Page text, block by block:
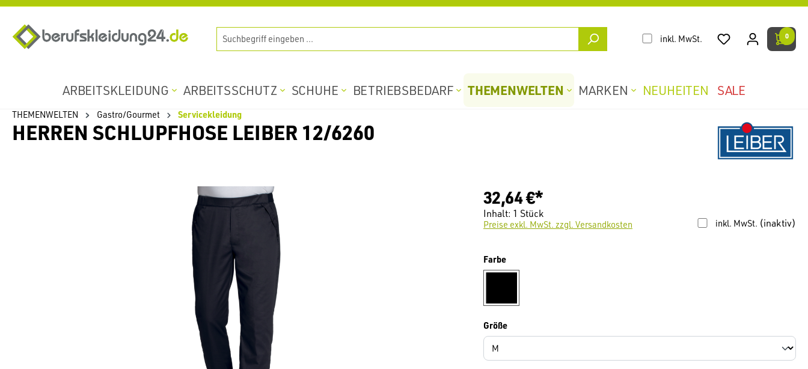
inkl. MwSt. 0
ARBEITSKLEIDUNG ARBEITSSCHUTZ SCHUHE BETRIEBSBEDARF THEMENWELTEN MARKEN NEUHEITEN SALE
THEMENWELTEN Gastro/Gourmet Servicekleidung
HERREN SCHLUPFHOSE LEIBER 12/6260
32,64 €*
Inhalt: 1 Stück
inkl. MwSt. (inaktiv)
Preise exkl. MwSt. zzgl. Versandkosten
Farbeauswählen
Größeauswählen